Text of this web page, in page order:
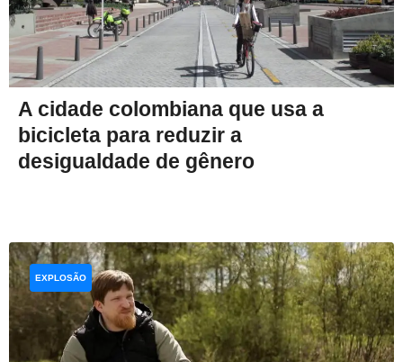
A cidade colombiana que usa a
bicicleta para reduzir a
desigualdade de gênero
EXPLOSÃO